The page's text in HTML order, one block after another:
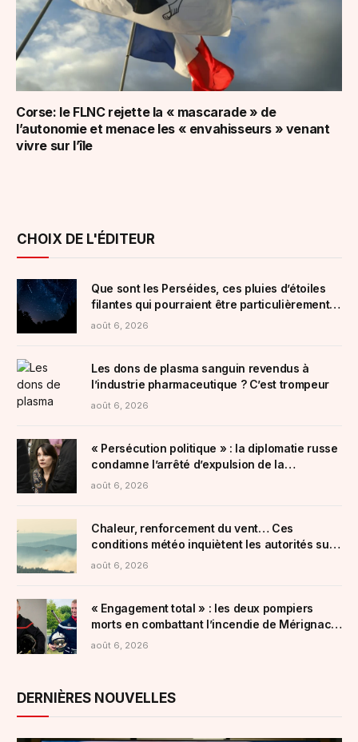
Corse: le FLNC rejette la « mascarade » de
l’autonomie et menace les « envahisseurs » venant
vivre sur l’île
CHOIX DE L'ÉDITEUR
Que sont les Perséides, ces pluies d’étoiles
filantes qui pourraient être particulièrement
visibles ces prochains jours ?
août 6, 2026
Les dons de plasma sanguin revendus à
l’industrie pharmaceutique ? C’est trompeur
août 6, 2026
« Persécution politique » : la diplomatie russe
condamne l’arrêté d’expulsion de la
chroniqueuse Xenia Fedorova
août 6, 2026
Chaleur, renforcement du vent… Ces
conditions météo inquiètent les autorités sur
le front des incendies
août 6, 2026
« Engagement total » : les deux pompiers
morts en combattant l’incendie de Mérignac
cités à l’ordre de la Nation
août 6, 2026
DERNIÈRES NOUVELLES